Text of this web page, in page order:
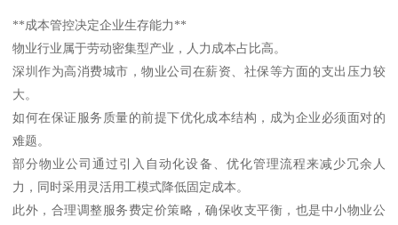
**成本管控决定企业生存能力**
物业行业属于劳动密集型产业，人力成本占比高。
深圳作为高消费城市，物业公司在薪资、社保等方面的支出压力较
大。
如何在保证服务质量的前提下优化成本结构，成为企业必须面对的
难题。
部分物业公司通过引入自动化设备、优化管理流程来减少冗余人
力，同时采用灵活用工模式降低固定成本。
此外，合理调整服务费定价策略，确保收支平衡，也是中小物业公